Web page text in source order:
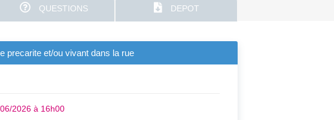
QUESTIONS DEPOT
precarite et/ou vivant dans la rue
2026 à 16h00